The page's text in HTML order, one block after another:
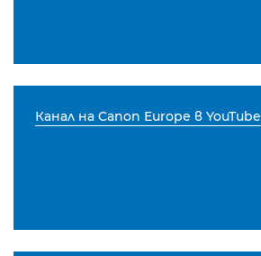
Канал на Canon Europe в YouTube